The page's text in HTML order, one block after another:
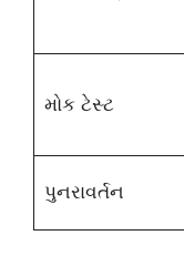
મોક ટેસ્ટ
પુનરાવર્તન